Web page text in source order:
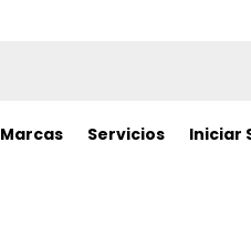
Marcas Servicios Iniciar